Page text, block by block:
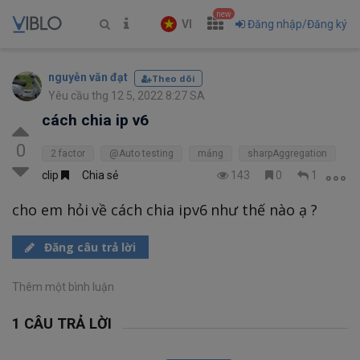
VI
new
Đăng nhập/Đăng ký
nguyễn văn đạt Theo dõi
Yêu cầu thg 12 5, 2022 8:27 SA
0
cách chia ip v6
2 factor @Auto testing mảng sharpAggregation
clip Chia sẻ 143 0 1
cho em hỏi về cách chia ipv6 như thế nào ạ ?
Đăng câu trả lời
Thêm một bình luận
1 CÂU TRẢ LỜI